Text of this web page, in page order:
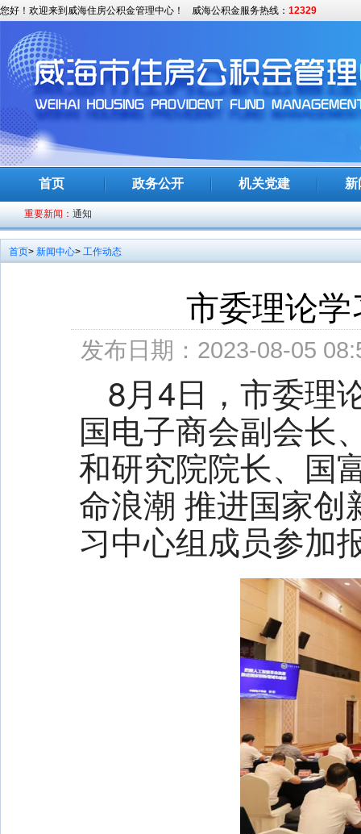
您好！欢迎来到威海住房公积金管理中心！ 威海公积金服务热线： 12329
首页 政务公开 机关党建 新
重要新闻：
全市统筹发展和安全工作推进会召开
全省上半年经济形势分析和招商引资项目建设推进会议召开
通知
山东日照开启“无感”还贷绿色通道
全市党风廉政警示教育大会召开
习近平主持召开中央全面深化改革委员会第二次会议
中共中央政治局召开会议 中共中央总书记习近平主持会议
首页> 新闻中心> 工作动态
市委理论
发布日期：2023-08-05
8月4日，市委理
国电子商会副会长
和研究院院长、国
命浪潮 推进国家创
习中心组成员参加